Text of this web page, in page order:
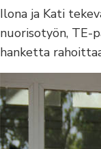
Ilona ja Kati
nuorisotyön, TE-
hanketta